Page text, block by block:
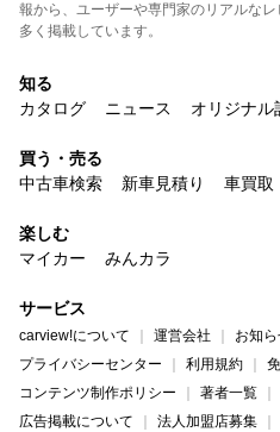
報から、ユーザーや専門家のリアルな
多く掲載しています。
知る
カタログ
ニュース オリジナル
買う・売る
中古車検索
新車見積り 車買取
楽しむ
マイカー
みんカラ
サービス
carview!について 運営会社 お知
プライバシーセンター
利用規約
コンテンツ制作ポリシー
著者一覧
広告掲載について
法人加盟店募集